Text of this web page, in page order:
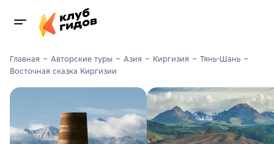
Главная Авторские туры Азия Киргизия
Тянь-Шань
Восточная сказка Киргизии